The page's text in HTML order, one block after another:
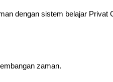
dengan sistem belajar Privat
zaman.